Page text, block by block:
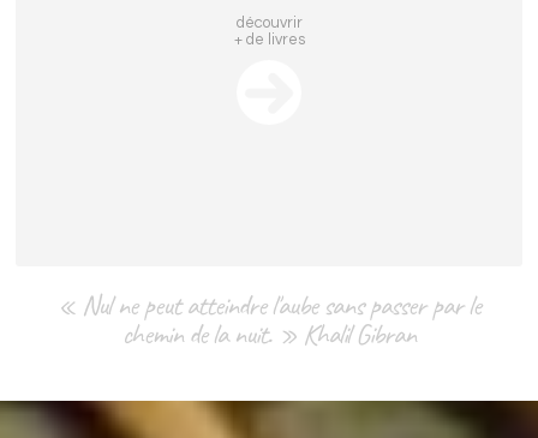
découvrir
+ de livres
« Nul ne peut atteindre l'aube sans passer par le
chemin de la nuit. » Khalil Gibran